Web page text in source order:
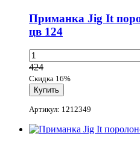
Приманка Jig It
цв 124
424
Скидка 16%
Артикул: 1212349